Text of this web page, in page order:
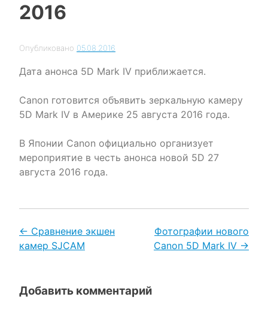
2016
Опубликовано 05.08.2016
Дата анонса 5D Mark IV приближается.
Canon готовится объявить зеркальную камеру
5D Mark IV в Америке 25 августа 2016 года.
В Японии Canon официально организует
мероприятие в честь анонса новой 5D 27
августа 2016 года.
Навигация
по
Сравнение экшен
камер SJCAM
Фотографии нового
Canon 5D Mark IV
Добавить комментарий